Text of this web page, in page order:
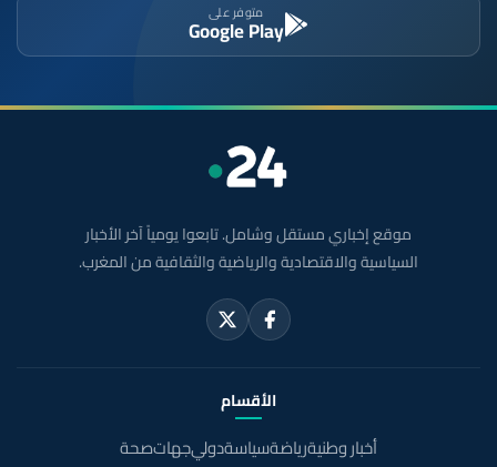
متوفر على
Google Play
موقع إخباري مستقل وشامل. تابعوا يومياً آخر الأخبار
السياسية والاقتصادية والرياضية والثقافية من المغرب.
الأقسام
أخبار وطنيةرياضةسياسةدوليجهاتصحة